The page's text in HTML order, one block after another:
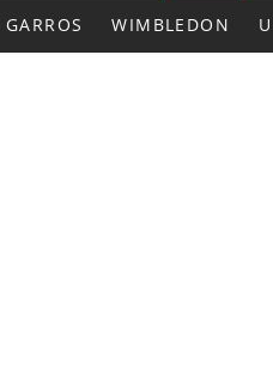
WIMBLEDON